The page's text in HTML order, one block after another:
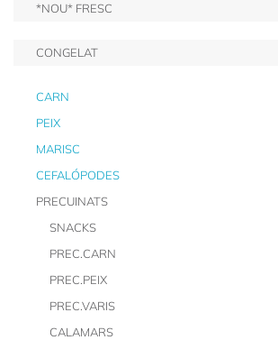
*NOU* FRESC
CONGELAT
CARN
PEIX
MARISC
CEFALÓPODES
PRECUINATS
SNACKS
PREC.CARN
PREC.PEIX
PREC.VARIS
CALAMARS